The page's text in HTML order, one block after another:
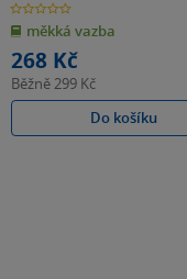
0.0
z
5
hvězdiček
měkká vazba
268 Kč
Běžně 299 Kč
Do košíku